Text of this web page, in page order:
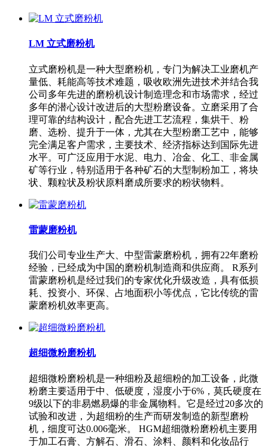
LM 立式磨粉机
立式磨粉机是一种大型磨粉机，专门为解决工业磨机产
量低、耗能高等技术难题，吸收欧洲先进技术并结合我
公司多年先进的磨粉机设计制造理念和市场需求，经过
多年的潜心设计改进后的大型粉磨设备。立磨采用了合
理可靠的结构设计，配合先进工艺流程，集烘干、粉
磨、选粉、提升于一体，尤其在大型粉磨工艺中，能够
完全满足客户需求，主要技术、经济指标达到国际先进
水平。可广泛应用于水泥、电力、冶金、化工、非金属
矿等行业，特别适用于各种矿石的大型制粉加工，将块
状、颗粒状及粉状原料磨成所要求的粉状物料。
雷蒙磨粉机
我们公司专业生产大、中型雷蒙磨粉机，拥有22年磨粉
经验，已经成为中国的磨粉机制造商和供应商。 R系列
雷蒙磨粉机是经过我们的专家优化升级改造，具有低损
耗、投资小、环保、占地面积小等优点，它比传统的雷
蒙磨粉机效率更高。
超细微粉磨粉机
超细微粉磨粉机是一种细粉及超细粉的加工设备，此微
粉磨主要适用于中、低硬度，湿度小于6%，莫氏硬度在
9级以下的非易燃易爆的非金属物料。它是经过20多次的
试验和改进，为超细粉的生产而研发制造的新型磨粉
机，细度可达0.006毫米。 HGM超细微粉磨粉机主要用
于加工石膏、方解石、滑石、涂料、颜料和化妆品行